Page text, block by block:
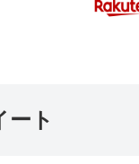
ート